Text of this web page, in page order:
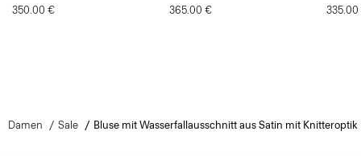
350.00 €
365.00 €
Damen Sale Bluse mit Wasserfallausschnitt aus Satin mit Knitteroptik